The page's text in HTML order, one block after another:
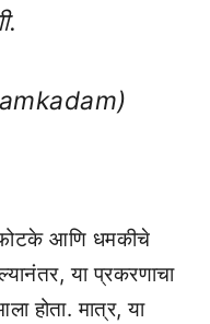
आणि धमकीचे
या प्रकरणाचा
होता. मात्र, या